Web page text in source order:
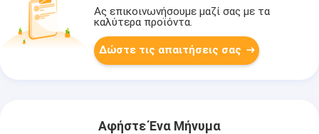
Ας επικοινωνήσουμε μαζί σας με τα
καλύτερα προϊόντα.
Δώστε τις απαιτήσεις σας
Αφήστε Ένα Μήνυμα